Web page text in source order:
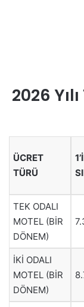
2026
ÜCRET
TÜRÜ
TEK ODALI
MOTEL (BİR
DÖNEM)
İKİ ODALI
MOTEL (BİR
DÖNEM)